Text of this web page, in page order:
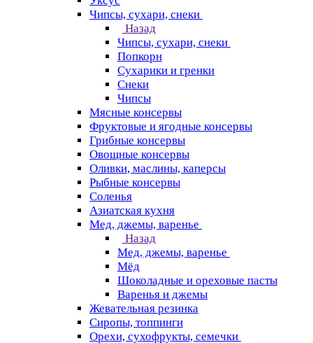
Чипсы, сухари, снеки
Назад
Чипсы, сухари, снеки
Попкорн
Сухарики и гренки
Снеки
Чипсы
Мясные консервы
Фруктовые и ягодные консервы
Грибные консервы
Овощные консервы
Оливки, маслины, каперсы
Рыбные консервы
Соленья
Азиатская кухня
Мед, джемы, варенье
Назад
Мед, джемы, варенье
Мёд
Шоколадные и ореховые пасты
Варенья и джемы
Жевательная резинка
Сиропы, топпинги
Орехи, сухофрукты, семечки